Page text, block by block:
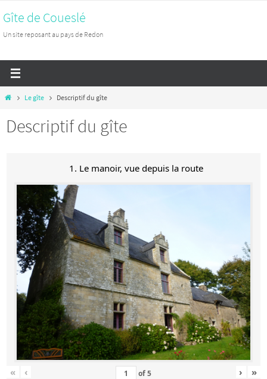
vers
le
Gîte de Coueslé
Un site reposant au pays de Redon
HomeLe gîte Descriptif du gîte
Descriptif du gîte
1. Le manoir, vue depuis la route
« ‹ of5 › »